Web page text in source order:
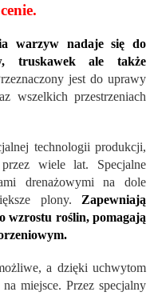
warzyw nadaje się do
truskawek ale także
jest do uprawy
wszelkich przestrzeniach
technologii produkcji,
wiele lat. Specjalne
drenażowymi na dole
plony. Zapewniają
wzrostu roślin, pomagają
a dzięki uchwytom
miejsce. Przez specjalny